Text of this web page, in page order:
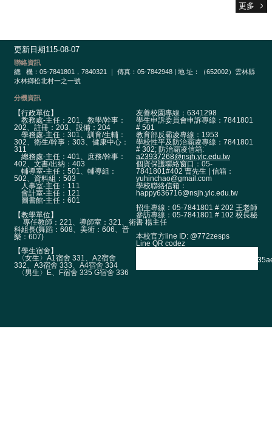
更多
更新日期115-08-07
聯絡資訊
總
機：05-7841801，7840321 ｜ 傳真：05-7842948 | 地 址：（652002）雲林縣
水林鄉松北村一之一號
分機資訊
【行政單位】
教務處-主任：201、教學/幹事：
202、註冊：203、設備：204
學務處-主任：301、訓育/生輔：
302、衛生/幹事：303、健康中心：
311
總務處-主任：401、庶務/幹事：
402、文書/出納：403
輔導室-主任：501、輔導組：
502、資料組：503
人事室-主任：111
會計室-主任：121
圖書館-主任：601
【教學單位】
專任教師：221、導師室：321、術
科組長(舞蹈：608、美術：606、音
樂：607)
【學生宿舍】
〈女生〉A1宿舍 331、A2宿舍
332、A3宿舍 333、A4宿舍 334
〈男生〉E、F宿舍 335 G宿舍 336
友善校園專線：6341298
學生申訴委員會申訴專線：7841801
# 501
教育部反霸凌專線：1953
學校性平及防治霸凌專線：7841801
# 302; 防治霸凌信箱:
a23937268@nsjh.ylc.edu.tw
個資保護聯絡窗口：05-
7841801#402 曹先生 | 信箱：
yuhinchao@gmail.com
學校聯絡信箱：
happy636716@nsjh.ylc.edu.tw
招生專線：05-7841801 # 202 王老師
參訪專線：05-7841801 # 102 校長秘
書 楊主任
本校官方line ID: @772zesps
Line QR codez